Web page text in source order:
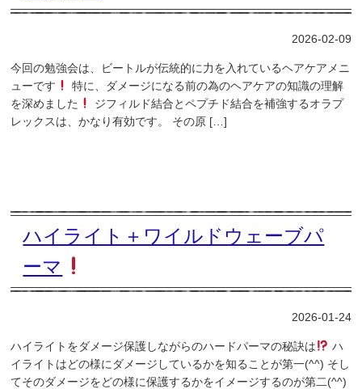
2026-02-09
今回の勉強会は、ビートルが伝統的に力を入れているヘアケアメニ
ューです
特に、ダメージになる前の為のヘアケアの知識の理解
を深めました
ジフィルド結合とペプチド結合を補強するオラプ
レックスは、かなり有効です。 その原 […]
ハイライト＋ワイルドウェーブパ
ーマ
2026-01-24
ハイライトをダメージ保護しながらのハードパーマの秘訣は
ハ
イライトはどの様にダメージしているかを知ることが第一(^^) そし
てそのダメージをどの様に保護するかをイメージするのが第二(^^)